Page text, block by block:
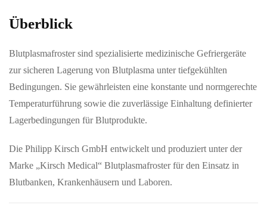
Überblick
Blutplasmafroster sind spezialisierte medizinische Gefriergeräte
zur sicheren Lagerung von Blutplasma unter tiefgekühlten
Bedingungen. Sie gewährleisten eine konstante und normgerechte
Temperaturführung sowie die zuverlässige Einhaltung definierter
Lagerbedingungen für Blutprodukte.
Die Philipp Kirsch GmbH entwickelt und produziert unter der
Marke „Kirsch Medical“ Blutplasmafroster für den Einsatz in
Blutbanken, Krankenhäusern und Laboren.